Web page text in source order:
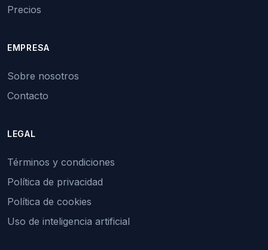
Precios
EMPRESA
Sobre nosotros
Contacto
LEGAL
Términos y condiciones
Política de privacidad
Política de cookies
Uso de inteligencia artificial